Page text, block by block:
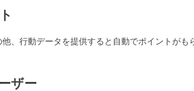
他、行動データを提供すると自動でポイントが
ザー